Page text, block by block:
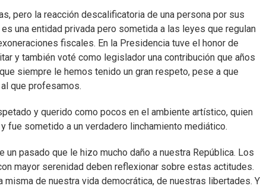
pero la reacción descalificatoria de una persona por sus
una entidad privada pero sometida a las leyes que regulan
fiscales. En la Presidencia tuve el honor de
y también voté como legislador una contribución que años
siempre le hemos tenido un gran respeto, pese a que
que profesamos.
y querido como pocos en el ambiente artístico, quien
fue sometido a un verdadero linchamiento mediático.
pasado que le hizo mucho daño a nuestra República. Los
mayor serenidad deben reflexionar sobre estas actitudes.
de nuestra vida democrática, de nuestras libertades. Y